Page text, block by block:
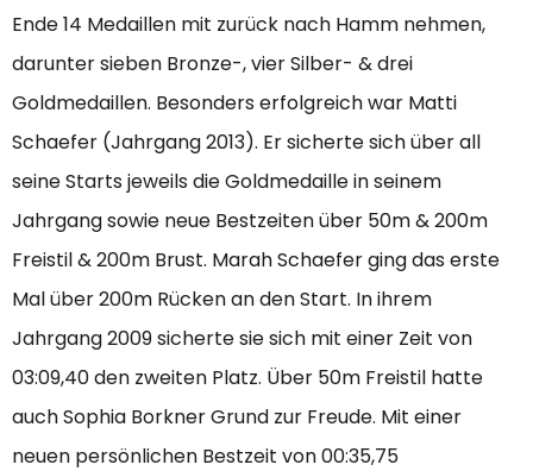
Ende 14 Medaillen mit zurück nach Hamm nehmen,
darunter sieben Bronze-, vier Silber- & drei
Goldmedaillen. Besonders erfolgreich war Matti
Schaefer (Jahrgang 2013). Er sicherte sich über all
seine Starts jeweils die Goldmedaille in seinem
Jahrgang sowie neue Bestzeiten über 50m & 200m
Freistil & 200m Brust. Marah Schaefer ging das erste
Mal über 200m Rücken an den Start. In ihrem
Jahrgang 2009 sicherte sie sich mit einer Zeit von
03:09,40 den zweiten Platz. Über 50m Freistil hatte
auch Sophia Borkner Grund zur Freude. Mit einer
neuen persönlichen Bestzeit von 00:35,75